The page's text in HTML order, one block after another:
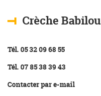
Crèche
Tél. 05 32 09 68 55
Tél. 07 85 38 39 43
Contacter par e-mail